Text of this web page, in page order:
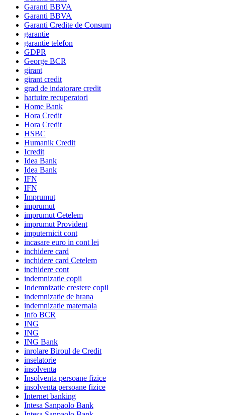
Garanti BBVA
Garanti BBVA
Garanti Credite de Consum
garantie
garantie telefon
GDPR
George BCR
girant
girant credit
grad de indatorare credit
hartuire recuperatori
Home Bank
Hora Credit
Hora Credit
HSBC
Humanik Credit
Icredit
Idea Bank
Idea Bank
IFN
IFN
Imprumut
imprumut
imprumut Cetelem
imprumut Provident
imputernicit cont
incasare euro in cont lei
inchidere card
inchidere card Cetelem
inchidere cont
indemnizatie copii
Indemnizatie crestere copil
indemnizatie de hrana
indemnizatie maternala
Info BCR
ING
ING
ING Bank
inrolare Biroul de Credit
inselatorie
insolventa
Insolventa persoane fizice
insolventa persoane fizice
Internet banking
Intesa Sanpaolo Bank